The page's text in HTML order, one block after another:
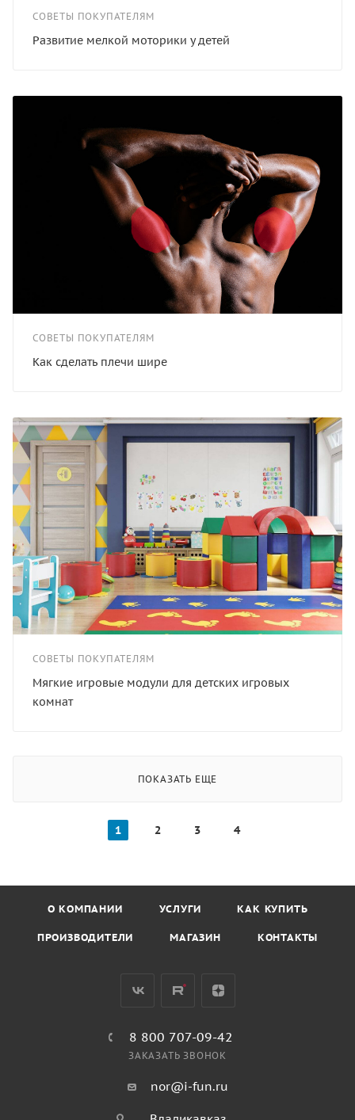
СОВЕТЫ ПОКУПАТЕЛЯМ
Развитие мелкой моторики у детей
СОВЕТЫ ПОКУПАТЕЛЯМ
Как сделать плечи шире
СОВЕТЫ ПОКУПАТЕЛЯМ
Мягкие игровые модули для детских игровых
комнат
ПОКАЗАТЬ ЕЩЕ
1 2 3 4
О КОМПАНИИ УСЛУГИ КАК КУПИТЬ
ПРОИЗВОДИТЕЛИ МАГАЗИН КОНТАКТЫ
8 800 707-09-42
ЗАКАЗАТЬ ЗВОНОК
nor@i-fun.ru